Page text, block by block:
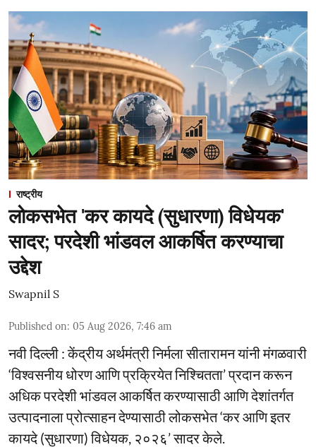
राष्ट्रीय
लोकसभेत 'कर कायदे (सुधारणा) विधेयक'
सादर; परदेशी भांडवल आकर्षित करण्याचा
उद्देश
Swapnil S
Published on: 05 Aug 2026, 7:46 am
नवी दिल्ली : केंद्रीय अर्थमंत्री निर्मला सीतारामन यांनी मंगळवारी
‘विश्वसनीय धोरण आणि प्रक्रियेत निश्चितता’ प्रदान करून
अधिक परदेशी भांडवल आकर्षित करण्यासाठी आणि देशांतर्गत
उत्पादनाला प्रोत्साहन देण्यासाठी लोकसभेत ‘कर आणि इतर
कायदे (सुधारणा) विधेयक, २०२६’ सादर केले.